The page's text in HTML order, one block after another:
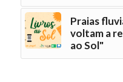
Praias
voltam a
ao Sol"